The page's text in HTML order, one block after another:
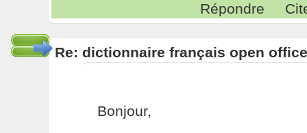
Répondre
Re: dictionnaire français open
Bonjour,